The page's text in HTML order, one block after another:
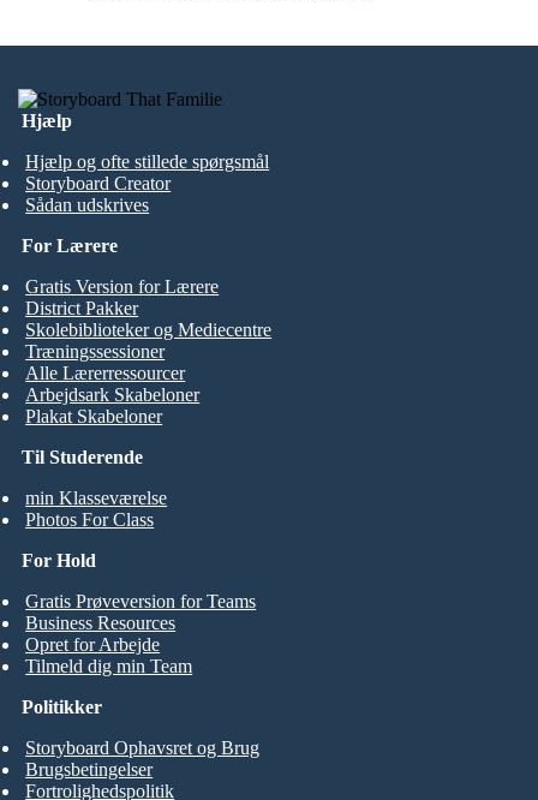
Hjælp
Hjælp og ofte stillede spørgsmål
Storyboard Creator
Sådan udskrives
Til Studerende
min Klasseværelse
Photos For Class
For Lærere
Gratis Version for Lærere
District Pakker
Skolebiblioteker og Mediecentre
Træningssessioner
Alle Lærerressourcer
Arbejdsark Skabeloner
Plakat Skabeloner
For Hold
Gratis Prøveversion for Teams
Business Resources
Opret for Arbejde
Tilmeld dig min Team
Politikker
Storyboard Ophavsret og Brug
Brugsbetingelser
Fortrolighedspolitik